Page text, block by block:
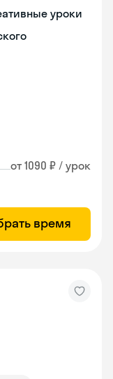
уроки
от 1090 ₽ / урок
время